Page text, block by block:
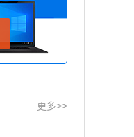
更多>>